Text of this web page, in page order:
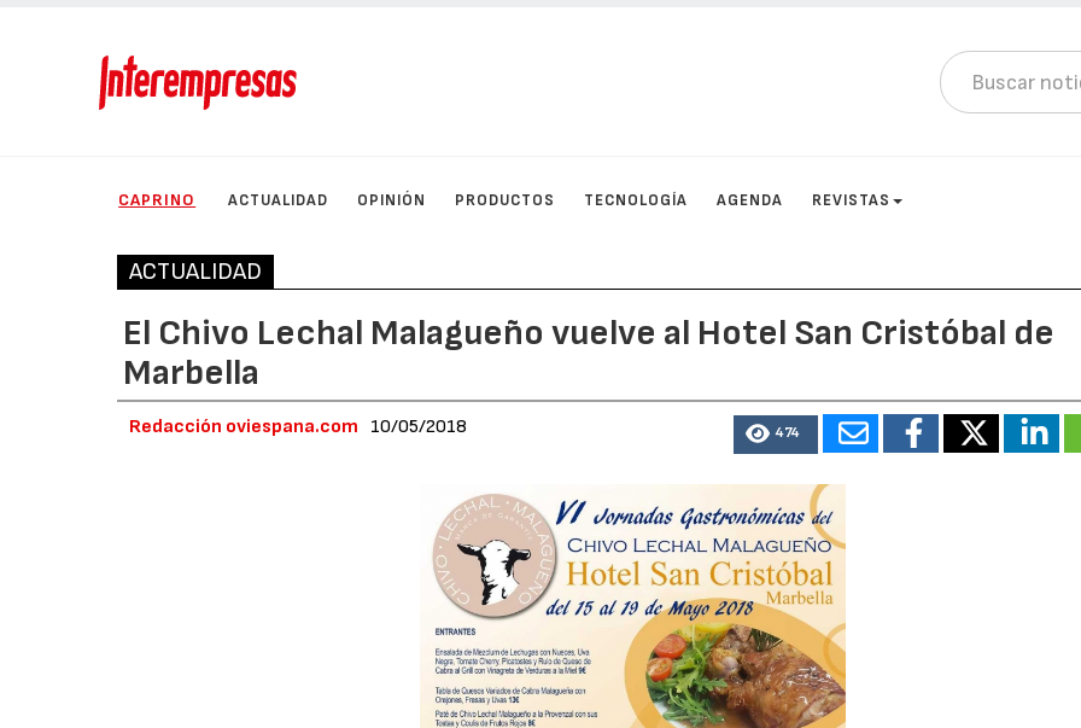
CAPRINO ACTUALIDAD OPINIÓN PRODUCTOS TECNOLOGÍA AGENDA REVISTAS
ACTUALIDAD
El Chivo Lechal Malagueño vuelve al Hotel San Cristóbal de
Marbella
Redacción oviespana.com 10/05/2018 474